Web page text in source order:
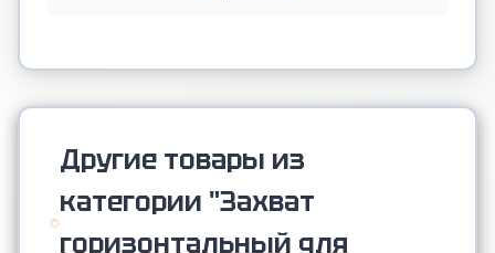
Другие товары из
категории "Захват
горизонтальный для